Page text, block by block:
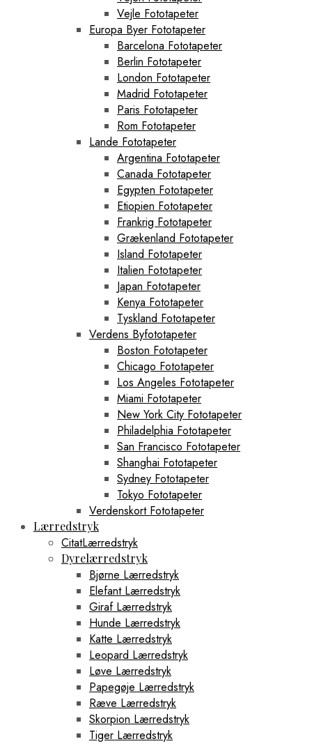
Vejle Fototapeter
Europa Byer Fototapeter
Barcelona Fototapeter
Berlin Fototapeter
London Fototapeter
Madrid Fototapeter
Paris Fototapeter
Rom Fototapeter
Lande Fototapeter
Argentina Fototapeter
Canada Fototapeter
Egypten Fototapeter
Etiopien Fototapeter
Frankrig Fototapeter
Grækenland Fototapeter
Island Fototapeter
Italien Fototapeter
Japan Fototapeter
Kenya Fototapeter
Tyskland Fototapeter
Verdens Byfototapeter
Boston Fototapeter
Chicago Fototapeter
Los Angeles Fototapeter
Miami Fototapeter
New York City Fototapeter
Philadelphia Fototapeter
San Francisco Fototapeter
Shanghai Fototapeter
Sydney Fototapeter
Tokyo Fototapeter
Verdenskort Fototapeter
Lærredstryk
CitatLærredstryk
Dyrelærredstryk
Bjørne Lærredstryk
Elefant Lærredstryk
Giraf Lærredstryk
Hunde Lærredstryk
Katte Lærredstryk
Leopard Lærredstryk
Løve Lærredstryk
Papegøje Lærredstryk
Ræve Lærredstryk
Skorpion Lærredstryk
Tiger Lærredstryk